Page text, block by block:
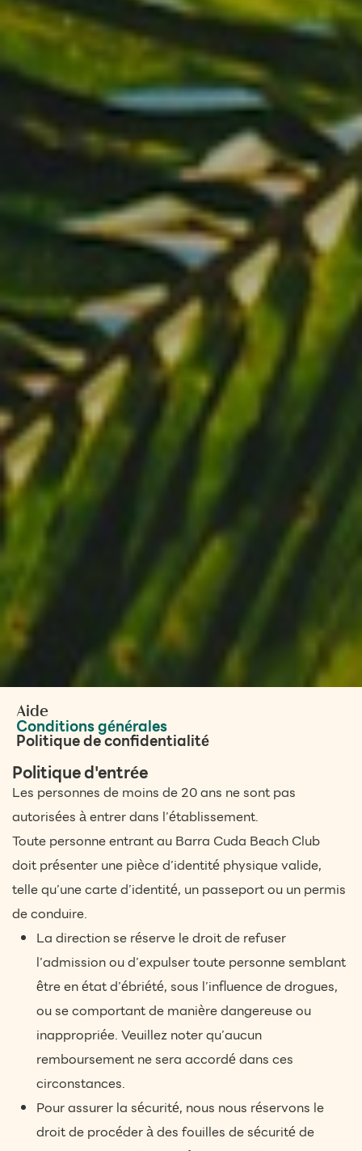
Aide
Conditions générales
Politique de confidentialité
Politique d'entrée
Les personnes de moins de 20 ans ne sont pas
autorisées à entrer dans l’établissement.
Toute personne entrant au Barra Cuda Beach Club
doit présenter une pièce d’identité physique valide,
telle qu’une carte d’identité, un passeport ou un permis
de conduire.
La direction se réserve le droit de refuser
l’admission ou d’expulser toute personne semblant
être en état d’ébriété, sous l’influence de drogues,
ou se comportant de manière dangereuse ou
inappropriée. Veuillez noter qu’aucun
remboursement ne sera accordé dans ces
circonstances.
Pour assurer la sécurité, nous nous réservons le
droit de procéder à des fouilles de sécurité de